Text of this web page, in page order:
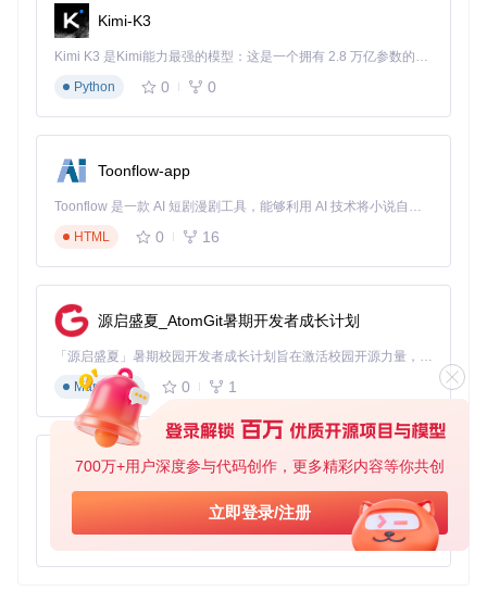
700万+用户深度参与代码创作，更多精彩内容等你共创
立即登录/注册
Kimi-K3
Kimi K3 是Kimi能力最强的模型：这是一个拥有 2.8 万亿参数的混合专家（MoE）模型，具备原生视觉理解能力，并支持 100 万 token 的上下文窗口。
Python
0 0
Toonflow-app
Toonflow 是一款 AI 短剧漫剧工具，能够利用 AI 技术将小说自动转化为剧本，并结合 AI 生成的图片和视频，实现高效的短剧创作。借助 Toonflow，可以轻松完成从文字到影像的全流程，让短剧制作变得更加智能与便捷。
HTML
0 16
源启盛夏_AtomGit暑期开发者成长计划
「源启盛夏」暑期校园开发者成长计划旨在激活校园开源力量，通过积分激励、认证扶持、资源倾斜等形式，引导高校组织和开发者完成「入驻 — 建项目 — 做贡献 — 获认证 — 得资源」的完整闭环。无论你是想带领社团入驻平台的组织者，还是希望用代码贡献证明自己的开发者，都能在这里找到属于你的成长路径。
Markdown
0 1
AionUi
免费、本地、开源的 24/7 全天候 Cowork 应用，以及适用于 Gemini CLI、Claude Code、Codex、OpenCode、Qwen Code、Goose CLI、Auggie 等的 OpenClaw | 🌟 喜欢就点star吧
TypeScript
0 6